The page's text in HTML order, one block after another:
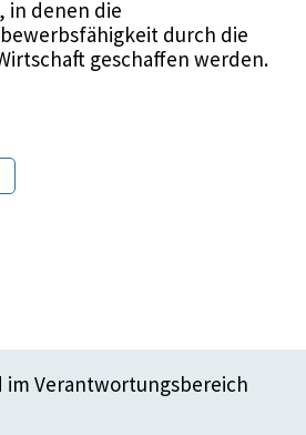
in denen die
durch die
geschaffen werden.
im Verantwortungsbereich